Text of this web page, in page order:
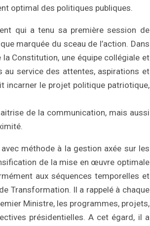
optimal des politiques publiques.
qui a tenu sa première session de
marquée du sceau de l’action. Dans
Constitution, une équipe collégiale et
service des attentes, aspirations et
incarner le projet politique patriotique,
de la communication, mais aussi
méthode à la gestion axée sur les
de la mise en œuvre optimale
aux séquences temporelles et
Transformation. Il a rappelé à chaque
Ministre, les programmes, projets,
présidentielles. A cet égard, il a